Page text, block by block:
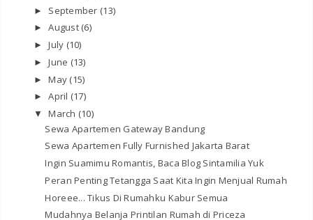
► September (13)
►August (6)
►July (10)
►June (13)
►May (15)
►April (17)
▼March (10)
Sewa Apartemen Gateway Bandung
Sewa Apartemen Fully Furnished Jakarta Barat
Ingin Suamimu Romantis, Baca Blog Sintamilia Yuk
Peran Penting Tetangga Saat Kita Ingin Menjual Rumah
Horeee... Tikus Di Rumahku Kabur Semua
Mudahnya Belanja Printilan Rumah di Priceza